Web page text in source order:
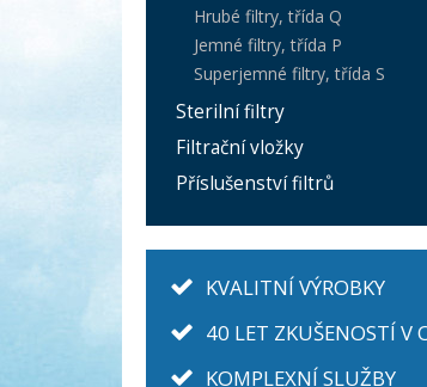
Hrubé filtry, třída Q
Jemné filtry, třída P
Superjemné filtry, třída S
Sterilní filtry
Filtrační vložky
Příslušenství filtrů
KVALITNÍ VÝROBKY
40 LET ZKUŠENOSTÍ V
KOMPLEXNÍ SLUŽBY